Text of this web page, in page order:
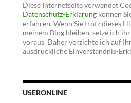
Diese Internetseite verwendet
Datenschutz-Erklärung können
erfahren. Wenn Sie trotz dieses
meinem Blog bleiben, setze ich
voraus. Daher verzichte ich auf
ausdrückliche Einverständnis-
USERONLINE